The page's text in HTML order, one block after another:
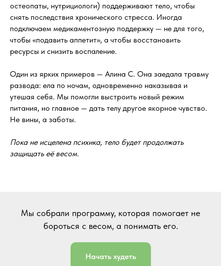
остеопаты, нутрициологи) поддерживают тело, чтобы
снять последствия хронического стресса. Иногда
подключаем медикаментозную поддержку — не для того,
чтобы «подавить аппетит», а чтобы восстановить
ресурсы и снизить воспаление.
Один из ярких примеров — Алина С. Она заедала травму
развода: ела по ночам, одновременно наказывая и
утешая себя. Мы помогли выстроить новый режим
питания, но главное — дать телу другое якорное чувство.
Не вины, а заботы.
Пока не исцелена психика, тело будет продолжать
защищать её весом.
Мы собрали программу, которая помогает не
бороться с весом, а понимать его.
Начать худеть